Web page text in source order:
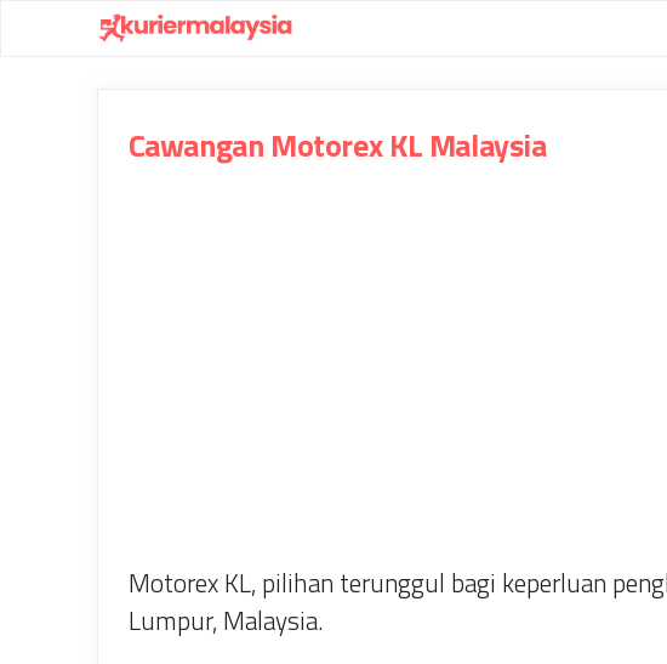
Cawangan Motorex KL Malaysia
Motorex KL, pilihan terunggul bagi keperluan
Lumpur, Malaysia.